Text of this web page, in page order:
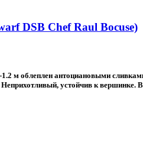
DSB Chef Raul Bocuse)
м облеплен антоциановыми
устойчив к вершинке.